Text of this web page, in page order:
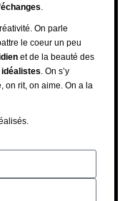
.
On parle
le coeur un peu
et de la beauté des
. On s’y
on rit, on aime. On a la